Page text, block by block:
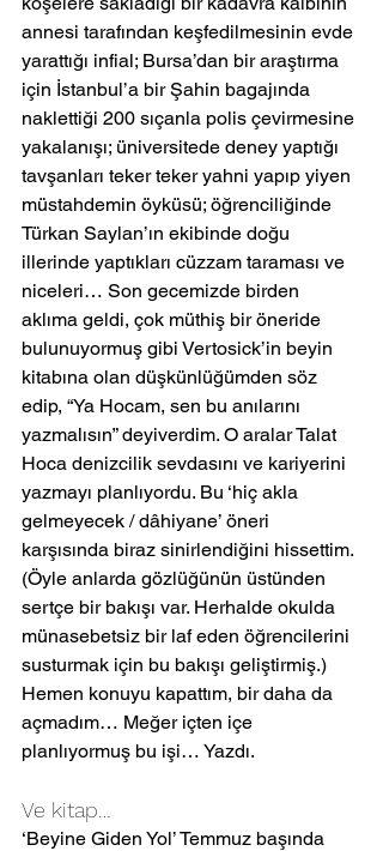
annesi tarafından keşfedilmesinin evde
yarattığı infial; Bursa’dan bir araştırma
için İstanbul’a bir Şahin bagajında
naklettiği 200 sıçanla polis çevirmesine
yakalanışı; üniversitede deney yaptığı
tavşanları teker teker yahni yapıp yiyen
müstahdemin öyküsü; öğrenciliğinde
Türkan Saylan’ın ekibinde doğu
illerinde yaptıkları cüzzam taraması ve
niceleri… Son gecemizde birden
aklıma geldi, çok müthiş bir öneride
bulunuyormuş gibi Vertosick’in beyin
kitabına olan düşkünlüğümden söz
edip, “Ya Hocam, sen bu anılarını
yazmalısın” deyiverdim. O aralar Talat
Hoca denizcilik sevdasını ve kariyerini
yazmayı planlıyordu. Bu ‘hiç akla
gelmeyecek / dâhiyane’ öneri
karşısında biraz sinirlendiğini hissettim.
(Öyle anlarda gözlüğünün üstünden
sertçe bir bakışı var. Herhalde okulda
münasebetsiz bir laf eden öğrencilerini
susturmak için bu bakışı geliştirmiş.)
Hemen konuyu kapattım, bir daha da
açmadım… Meğer içten içe
planlıyormuş bu işi… Yazdı.
Ve kitap…
‘Beyine Giden Yol’ Temmuz başında